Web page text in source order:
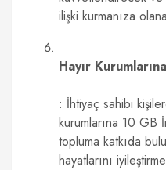
ilişki kurmanıza
Hayır
: İhtiyaç sahibi
kurumlarına 10
topluma katkıda
hayatlarını